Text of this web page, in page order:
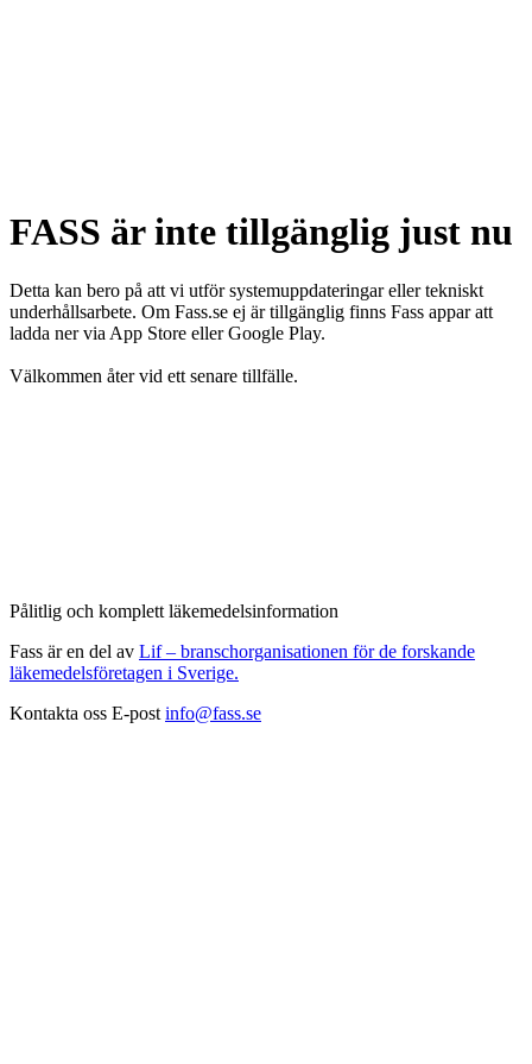
FASS är inte tillgänglig just nu
Detta kan bero på att vi utför systemuppdateringar eller tekniskt
underhållsarbete. Om Fass.se ej är tillgänglig finns Fass appar att
ladda ner via App Store eller Google Play.
Välkommen åter vid ett senare tillfälle.
Pålitlig och komplett läkemedelsinformation
Fass är en del av Lif – branschorganisationen för de forskande
läkemedelsföretagen i Sverige.
Kontakta oss E-post info@fass.se